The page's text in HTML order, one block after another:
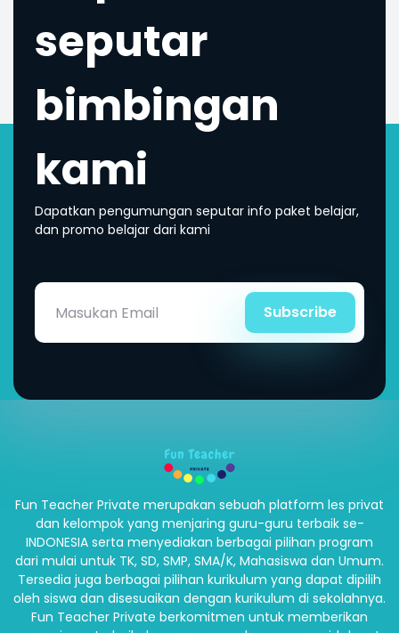
seputar
bimbingan
kami
Dapatkan pengumungan seputar info paket belajar,
dan promo belajar dari kami
Subscribe
Fun Teacher Private merupakan sebuah platform les privat
dan kelompok yang menjaring guru-guru terbaik se-
INDONESIA serta menyediakan berbagai pilihan program
dari mulai untuk TK, SD, SMP, SMA/K, Mahasiswa dan Umum.
Tersedia juga berbagai pilihan kurikulum yang dapat dipilih
oleh siswa dan disesuaikan dengan kurikulum di sekolahnya.
Fun Teacher Private berkomitmen untuk memberikan